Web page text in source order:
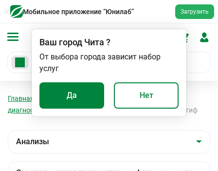
Мобильное приложение “Юнилаб” Загрузить
Ваш город Чита ?
От выбора города зависит набор
услуг
Да Нет
Главная Анализы
Серологическая
диагностика инфекционных заболеваний
Брюшной тиф